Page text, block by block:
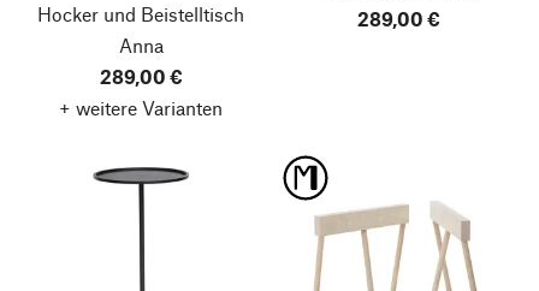
Hocker und Beistelltisch
Anna
289,00 €
+ weitere Varianten
289,00 €